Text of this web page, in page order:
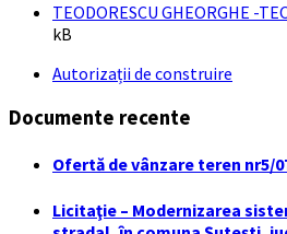
TEODORESCU GHEORGHE -
kB
Autorizații de construire
Documente recente
Ofertă de vânzare teren nr5/
Licitaţie – Modernizarea